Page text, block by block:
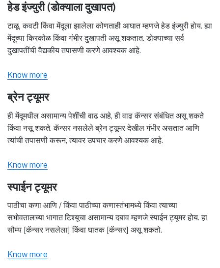
हेड इंज्युरी (डोक्याला दुखापत)
टाळू, कवटी किंवा मेंदूला झालेला कोणताही आघात म्हणजे हेड इंज्युरी होय. ह्या
मेंदूच्या किरकोळ किंवा गंभीर दुखापती असू शकतात. डोक्याच्या सर्व
दुखापतींची वैद्यकीय तपासणी करणे आवश्यक आहे.
Know more
ब्रेन ट्यूमर
ही मेंदूमधील असामान्य पेशींची वाढ आहे, ही वाढ कॅन्सर संबंधित असू शकते
किंवा नसू शकते. कॅन्सर नसलेले ब्रेन ट्यूमर देखील गंभीर असतात आणि
त्यांची तपासणी करून, त्यावर उपचार करणे आवश्यक आहे.
Know more
स्पाईन ट्यूमर
पाठीचा कणा आणि / किंवा पाठीच्या कणास्तंभामध्ये किंवा त्याच्या
सभोवतालच्या भागात टिश्यूचा असामान्य दबाव म्हणजे स्पाईन ट्यूमर होय. हा
सौम्य [कॅन्सर नसलेला] किंवा घातक [कॅन्सर] असू शकतो.
Know more